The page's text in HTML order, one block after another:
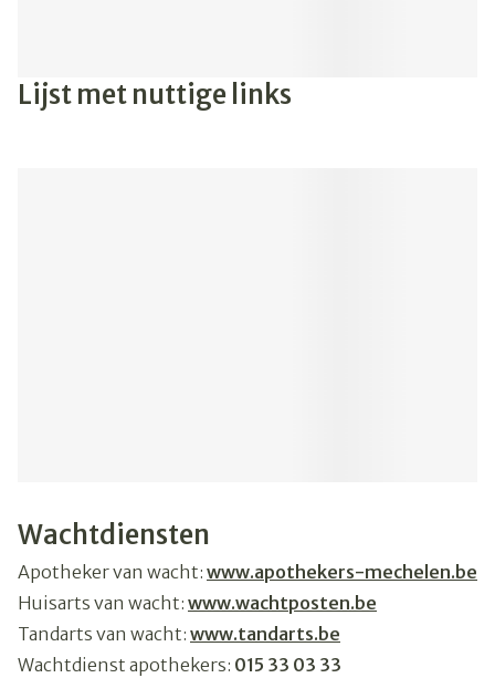
Lijst met nuttige links
Wachtdiensten
Apotheker van wacht: www.apothekers-mechelen.be
Huisarts van wacht: www.wachtposten.be
Tandarts van wacht: www.tandarts.be
Wachtdienst apothekers: 015 33 03 33